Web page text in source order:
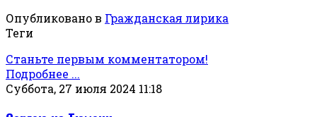
Опубликовано в Гражданская лирика
Теги
Станьте первым комментатором!
Подробнее ...
Суббота, 27 июля 2024 11:18